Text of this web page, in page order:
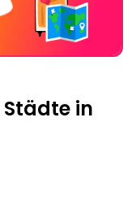
Städte in